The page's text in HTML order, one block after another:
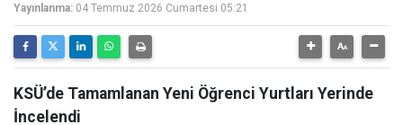
Yayınlanma: 04 Temmuz 2026 Cumartesi 05:21
KSÜ’de Tamamlanan Yeni Öğrenci Yurtları Yerinde
İncelendi